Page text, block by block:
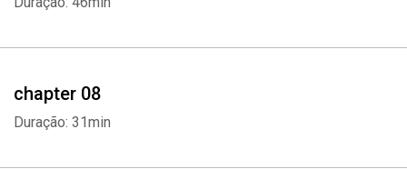
chapter 08
Duração: 31min